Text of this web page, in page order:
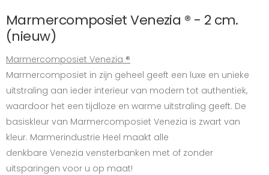
Marmercomposiet Venezia ® - 2 cm.
(nieuw)
Marmercomposiet Venezia ®
Marmercomposiet in zijn geheel geeft een luxe en unieke
uitstraling aan ieder interieur van modern tot authentiek,
waardoor het een tijdloze en warme uitstraling geeft. De
basiskleur van Marmercomposiet Venezia is zwart van
kleur. Marmerindustrie Heel maakt alle
denkbare Venezia vensterbanken met of zonder
uitsparingen voor u op maat!